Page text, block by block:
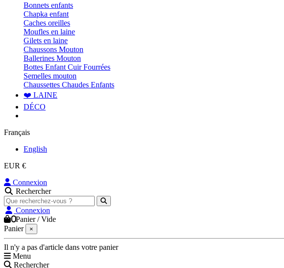
Bonnets enfants
Chapka enfant
Caches oreilles
Moufles en laine
Gilets en laine
Chaussons Mouton
Ballerines Mouton
Bottes Enfant Cuir Fourrées
Semelles mouton
Chaussettes Chaudes Enfants
❤️ LAINE
DÉCO
Français
English
EUR €
Connexion
Rechercher
Connexion
0Panier /Vide
Panier
×
Il n'y a pas d'article dans votre panier
Menu
Rechercher